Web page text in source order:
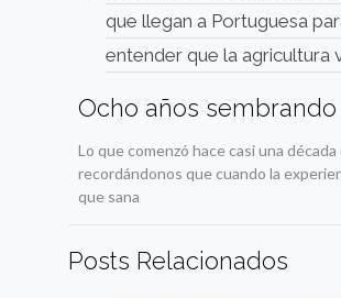
que llegan a Portuguesa
entender que la agricultura
Ocho años
Lo que comenzó hace casi una
recordándonos que cuando la
que sana
Posts Relacionados